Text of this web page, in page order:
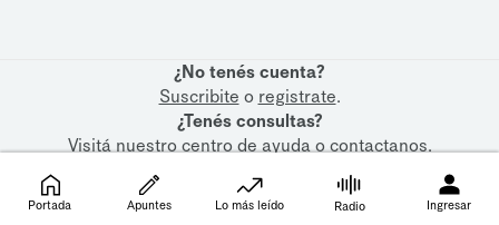
¿No tenés cuenta?
Suscribite o registrate.
¿Tenés consultas?
Visitá nuestrocentro de ayudaocontactanos.
Portada Apuntes Lo más leído Radio Ingresar